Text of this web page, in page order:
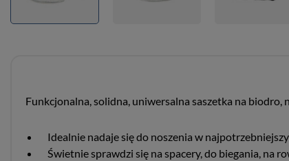
Funkcjonalna, solidna, uniwersalna saszetka na biodro,
Idealnie nadaje się do noszenia w
Świetnie sprawdzi się na spacery, do biegania, na